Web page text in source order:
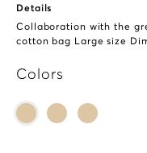
Details
Collaboration with the
cotton bag Large size
Colors